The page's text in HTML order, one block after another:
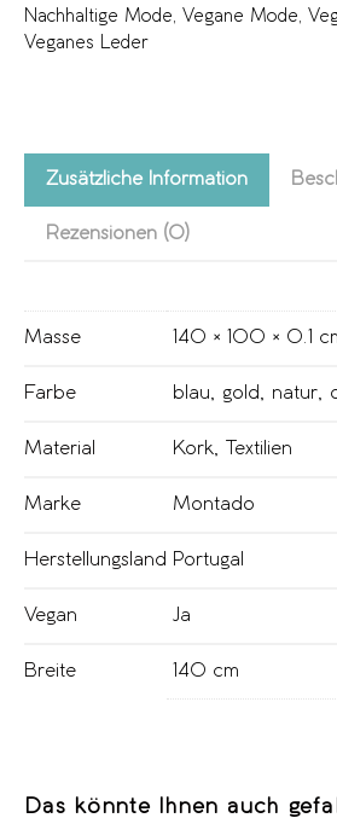
Nachhaltige Mode
Vegane Mode
Veganes Leder
Zusätzliche Information
Rezensionen (0)
Masse 140 × 100 × 0.1
Farbe blau gold natur
Material Kork Textilien
Marke Montado
Herstellungsland Portugal
Vegan Ja
Breite 140 cm
Das könnte Ihnen auch